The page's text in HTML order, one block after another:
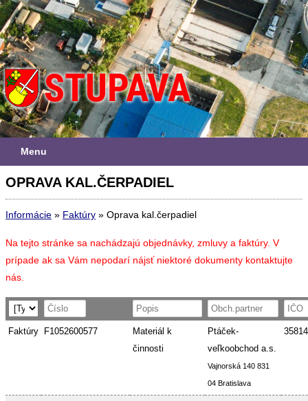
Menu
OPRAVA KAL.ČERPADIEL
Informácie » Faktúry » Oprava kal.čerpadiel
Na tejto stránke sa nachádzajú objednávky, zmluvy a faktúry. V
prípade ak sa Vám nepodarí nájsť niektoré dokumenty kontaktujte
nás.
Faktúry F1052600577
Materiál k
činnosti
Ptáček-
veľkoobchod a.s.
Vajnorská 140 831
04 Bratislava